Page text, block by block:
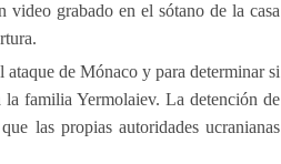
grabado en el sótano de la casa
de Mónaco y para determinar si
la familia Yermolaiev. La detención de
las propias autoridades ucranianas